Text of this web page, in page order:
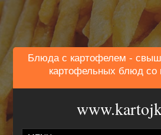
Блюда с картофелем -
картофельных блюд со